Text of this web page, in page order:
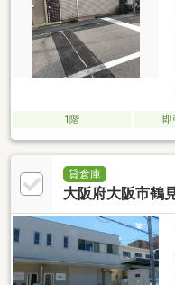
1階 即
貸倉庫
大阪府大阪市鶴